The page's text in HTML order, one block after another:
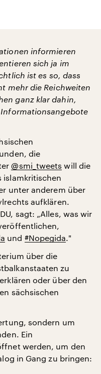
informieren
sich ja im
ist es so, dass
mehr die Reichweiten
ganz klar dahin,
die
@smi_tweets will die
islamkritischen
unter anderem über
aufklären.
sagt: „Alles, was wir
und #Nopegida."
über die
zu
oder über den
sächsischen
sondern um
Ein
werden, um den
in Gang zu bringen: